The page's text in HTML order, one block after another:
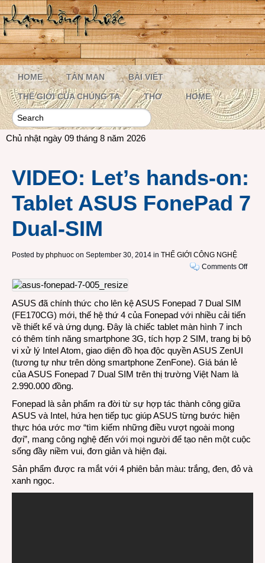
HOME TẢN MẠN BÀI VIẾT
THẾ GIỚI CỦA CHÚNG TA THƠ HOME
Chủ nhật ngày 09 tháng 8 năm 2026
VIDEO: Let’s hands-on:
Tablet ASUS FonePad 7
Dual-SIM
Posted by phphuoc on September 30, 2014 in THẾ GIỚI CÔNG NGHỆ
Comments Offon
ASUS đã chính thức cho lên kệ ASUS Fonepad 7 Dual SIM
(FE170CG) mới, thế hệ thứ 4 của Fonepad với nhiều cải tiến
về thiết kế và ứng dụng. Đây là chiếc tablet màn hình 7 inch
có thêm tính năng smartphone 3G, tích hợp 2 SIM, trang bị bộ
vi xử lý Intel Atom, giao diện đồ họa độc quyền ASUS ZenUI
(tương tự như trên dòng smartphone ZenFone). Giá bán lẻ
của ASUS Fonepad 7 Dual SIM trên thị trường Việt Nam là
2.990.000 đồng.
Fonepad là sản phẩm ra đời từ sự hợp tác thành công giữa
ASUS và Intel, hứa hẹn tiếp tục giúp ASUS từng bước hiện
thực hóa ước mơ “tìm kiếm những điều vượt ngoài mong
đợi”, mang công nghệ đến với mọi người để tạo nên một cuộc
sống đầy niềm vui, đơn giản và hiện đại.
Sản phẩm được ra mắt với 4 phiên bản màu: trắng, đen, đỏ và
xanh ngọc.